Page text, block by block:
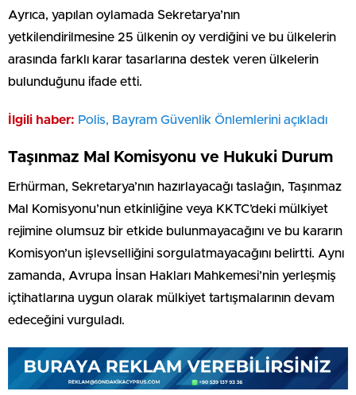
Ayrıca, yapılan oylamada Sekretarya’nın
yetkilendirilmesine 25 ülkenin oy verdiğini ve bu ülkelerin
arasında farklı karar tasarlarına destek veren ülkelerin
bulunduğunu ifade etti.
İlgili haber: Polis, Bayram Güvenlik Önlemlerini açıkladı
Taşınmaz Mal Komisyonu ve Hukuki Durum
Erhürman, Sekretarya’nın hazırlayacağı taslağın, Taşınmaz
Mal Komisyonu’nun etkinliğine veya KKTC’deki mülkiyet
rejimine olumsuz bir etkide bulunmayacağını ve bu kararın
Komisyon’un işlevselliğini sorgulatmayacağını belirtti. Aynı
zamanda, Avrupa İnsan Hakları Mahkemesi’nin yerleşmiş
içtihatlarına uygun olarak mülkiyet tartışmalarının devam
edeceğini vurguladı.